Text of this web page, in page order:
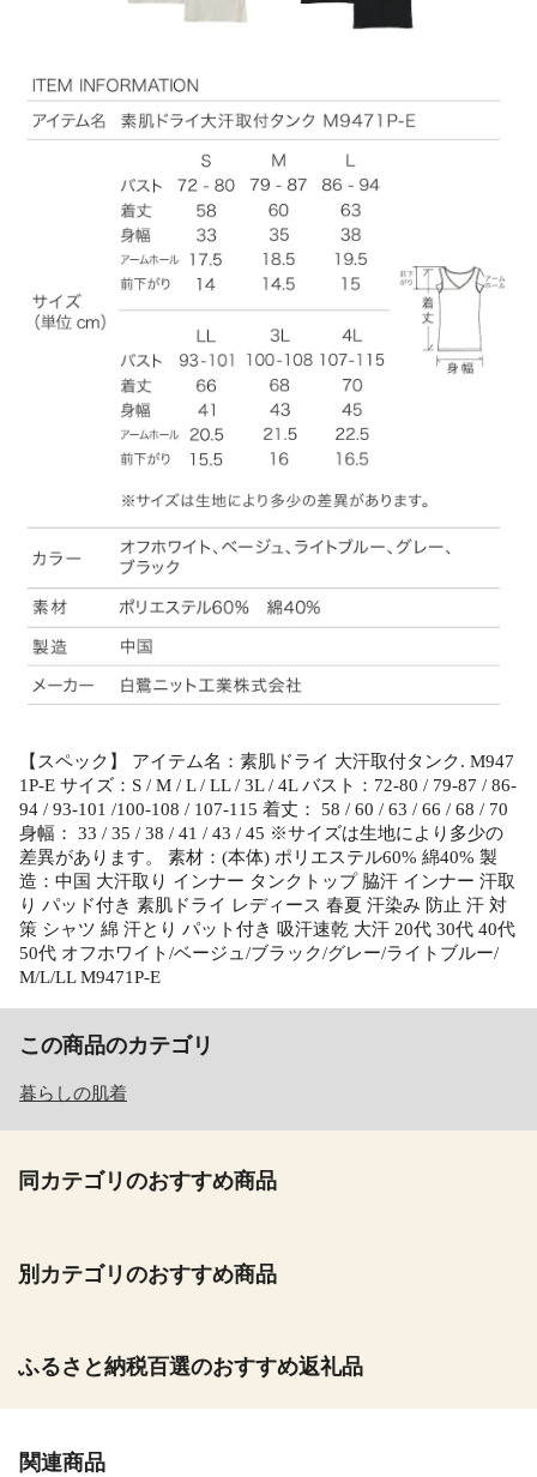
【スペック】 アイテム名：素肌ドライ 大汗取付タンク. M947
1P-E サイズ：S / M / L / LL / 3L / 4L バスト：72-80 / 79-87 / 86-
94 / 93-101 /100-108 / 107-115 着丈： 58 / 60 / 63 / 66 / 68 / 70
身幅： 33 / 35 / 38 / 41 / 43 / 45 ※サイズは生地により多少の
差異があります。 素材：(本体) ポリエステル60% 綿40% 製
造：中国 大汗取り インナー タンクトップ 脇汗 インナー 汗取
り パッド付き 素肌ドライ レディース 春夏 汗染み 防止 汗 対
策 シャツ 綿 汗とり パット付き 吸汗速乾 大汗 20代 30代 40代
50代 オフホワイト/ベージュ/ブラック/グレー/ライトブルー/
M/L/LL M9471P-E
この商品のカテゴリ
暮らしの肌着
同カテゴリのおすすめ商品
別カテゴリのおすすめ商品
ふるさと納税百選のおすすめ返礼品
関連商品